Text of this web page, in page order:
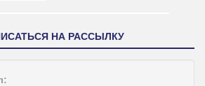
НА РАССЫЛКУ